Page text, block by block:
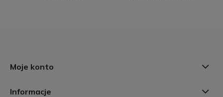
Moje konto
Informacje